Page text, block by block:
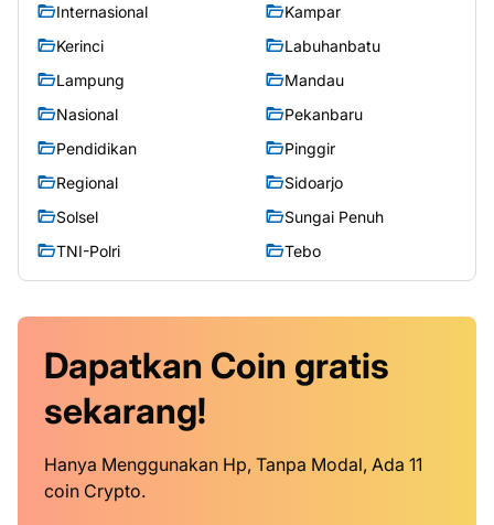
Internasional
Kampar
Kerinci
Labuhanbatu
Lampung
Mandau
Nasional
Pekanbaru
Pendidikan
Pinggir
Regional
Sidoarjo
Solsel
Sungai Penuh
TNI-Polri
Tebo
Dapatkan Coin gratis
sekarang!
Hanya Menggunakan Hp, Tanpa Modal, Ada 11
coin Crypto.